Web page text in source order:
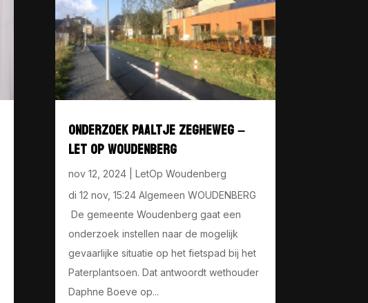
ONDERZOEK PAALTJE ZEGHEWEG –
LET OP WOUDENBERG
nov 12, 2024|
LetOp Woudenberg
di 12 nov, 15:24 Algemeen WOUDENBERG
De gemeente Woudenberg gaat een
onderzoek instellen naar de mogelijk
gevaarlijke situatie op het fietspad bij het
Paterplantsoen. Dat antwoordt wethouder
Daphne Boeve op...